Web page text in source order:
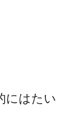
にはたい